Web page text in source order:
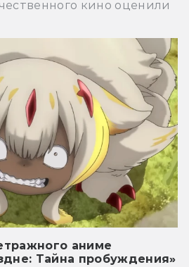
кино оценили
аниме
Тайна пробуждения»